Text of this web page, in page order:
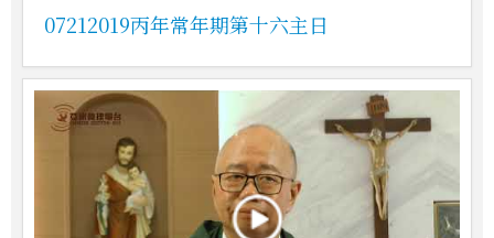
07212019丙年常年期第十六主日